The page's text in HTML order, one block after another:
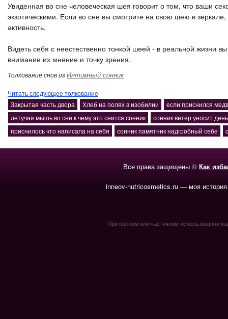
Увиденная во сне человеческая шея говорит о том, что ваши
экзотическими. Если во сне вы смотрите на свою шею в
активность.
Видеть себя с неестественно тонкой шеей - в реальной
внимание их мнение и точку зрения.
Толкование снов изИнтимный сонник
Читать следующее толкование
Закрытая часть двора
Хлеб на полях в изобилии
если приснился
летучая мышь во сне к чему это снится сонник
сонник ветер уносит
приснилось что написала на себя
сонник памятник надгробный себе
Все права защищены © Как
inneov-nutricosmetics.ru — моя
При полном или частичном использовании